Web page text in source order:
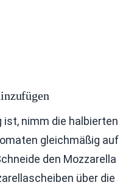
nimm die halbierten
gleichmäßig auf
den Mozzarella
über die